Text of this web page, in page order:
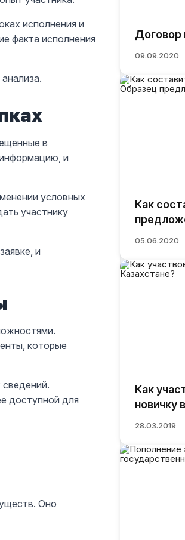
исполнения и
факта исполнения
в
и
условных
участнику
и
которые
доступной для
Оно
Договор
09.09.2020
Как
05.06.2020
Как
новичку
28.03.2019